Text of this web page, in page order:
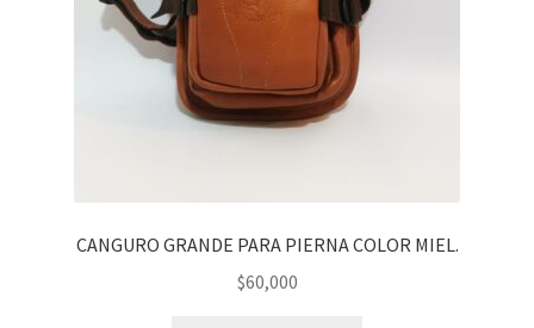
CANGURO GRANDE PARA PIERNA COLOR MIEL.
$60,000